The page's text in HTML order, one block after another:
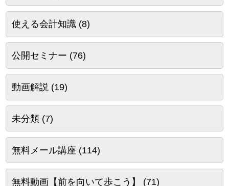
使える会計知識(8)
公開セミナー (76)
動画解説 (19)
未分類(7)
無料メール講座 (114)
無料動画【前を向いて歩こう】 (71)